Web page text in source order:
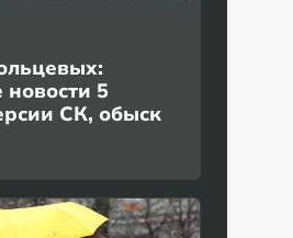
новости 5
СК, обыск